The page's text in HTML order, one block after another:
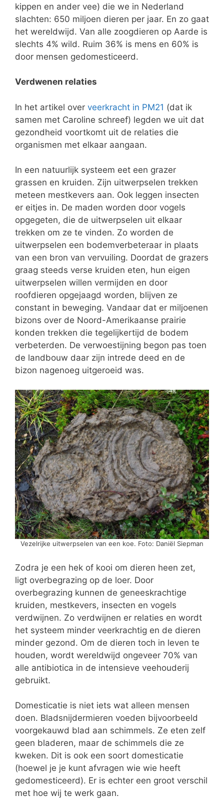
kippen en ander vee) die we in Nederland
slachten: 650 miljoen dieren per jaar. En zo gaat
het wereldwijd. Van alle zoogdieren op Aarde is
slechts 4% wild. Ruim 36% is mens en 60% is
door mensen gedomesticeerd.
Verdwenen relaties
In het artikel over veerkracht in PM21 (dat ik
samen met Caroline schreef) legden we uit dat
gezondheid voortkomt uit de relaties die
organismen met elkaar aangaan.
In een natuurlijk systeem eet een grazer
grassen en kruiden. Zijn uitwerpselen trekken
meteen mestkevers aan. Ook leggen insecten
er eitjes in. De maden worden door vogels
opgegeten, die de uitwerpselen uit elkaar
trekken om ze te vinden. Zo worden de
uitwerpselen een bodemverbeteraar in plaats
van een bron van vervuiling. Doordat de grazers
graag steeds verse kruiden eten, hun eigen
uitwerpselen willen vermijden en door
roofdieren opgejaagd worden, blijven ze
constant in beweging. Vandaar dat er miljoenen
bizons over de Noord-Amerikaanse prairie
konden trekken die tegelijkertijd de bodem
verbeterden. De verwoestijning begon pas toen
de landbouw daar zijn intrede deed en de
bizon nagenoeg uitgeroeid was.
Vezelrijke uitwerpselen van een koe. Foto: Daniël Siepman
Zodra je een hek of kooi om dieren heen zet,
ligt overbegrazing op de loer. Door
overbegrazing kunnen de geneeskrachtige
kruiden, mestkevers, insecten en vogels
verdwijnen. Zo verdwijnen er relaties en wordt
het systeem minder veerkrachtig en de dieren
minder gezond. Om de dieren toch in leven te
houden, wordt wereldwijd ongeveer 70% van
alle antibiotica in de intensieve veehouderij
gebruikt.
Domesticatie is niet iets wat alleen mensen
doen. Bladsnijdermieren voeden bijvoorbeeld
voorgekauwd blad aan schimmels. Ze eten zelf
geen bladeren, maar de schimmels die ze
kweken. Dit is ook een soort domesticatie
(hoewel je je kunt afvragen wie wie heeft
gedomesticeerd). Er is echter een groot verschil
met hoe wij te werk gaan.